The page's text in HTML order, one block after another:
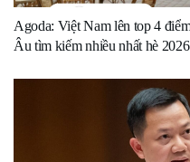
Agoda: Việt Nam lên top 4
Âu tìm kiếm nhiều nhất hè 2026